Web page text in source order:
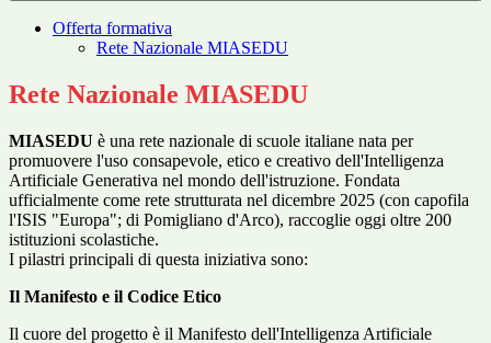
Offerta formativa
Rete Nazionale MIASEDU
Rete Nazionale MIASEDU
MIASEDU è una rete nazionale di scuole italiane nata per
promuovere l'uso consapevole, etico e creativo dell'Intelligenza
Artificiale Generativa nel mondo dell'istruzione. Fondata
ufficialmente come rete strutturata nel dicembre 2025 (con capofila
l'ISIS "Europa"; di Pomigliano d'Arco), raccoglie oggi oltre 200
istituzioni scolastiche.
I pilastri principali di questa iniziativa sono:
Il Manifesto e il Codice Etico
Il cuore del progetto è il Manifesto dell'Intelligenza Artificiale